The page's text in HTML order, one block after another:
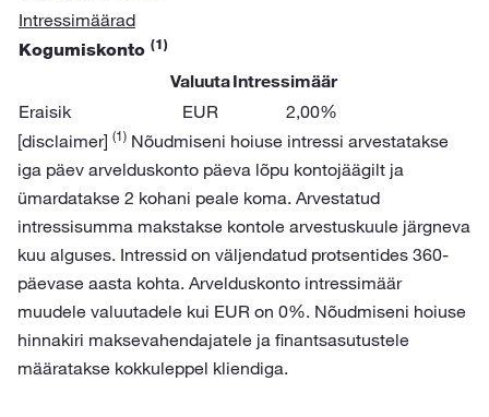
Intressimäärad
Kogumiskonto (1)
ValuutaIntressimäär
Eraisik
EUR
2,00%
[disclaimer] (1) Nõudmiseni hoiuse intressi arvestatakse
iga päev arvelduskonto päeva lõpu kontojäägilt ja
ümardatakse 2 kohani peale koma. Arvestatud
intressisumma makstakse kontole arvestuskuule järgneva
kuu alguses. Intressid on väljendatud protsentides 360-
päevase aasta kohta. Arvelduskonto intressimäär
muudele valuutadele kui EUR on 0%. Nõudmiseni hoiuse
hinnakiri maksevahendajatele ja finantsasutustele
määratakse kokkuleppel kliendiga.